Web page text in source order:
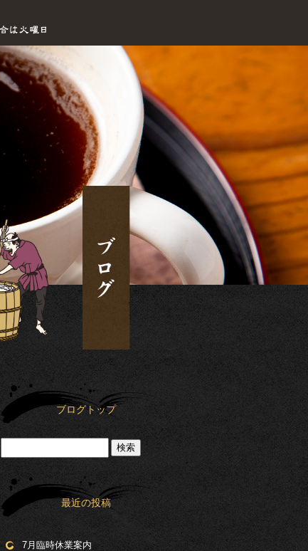
ブログトップ
最近の投稿
7月臨時休業案内